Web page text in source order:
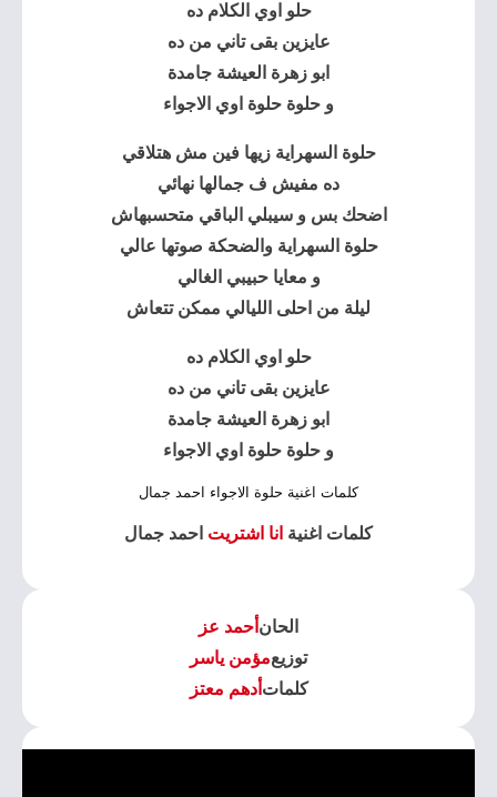
حلو اوي الكلام ده
عايزين بقى تاني من ده
ابو زهرة العيشة جامدة
و حلوة حلوة اوي الاجواء
حلوة السهراية زيها فين مش هتلاقي
ده مفيش ف جمالها نهائي
اضحك بس و سيبلي الباقي متحسبهاش
حلوة السهراية والضحكة صوتها عالي
و معايا حبيبي الغالي
ليلة من احلى الليالي ممكن تتعاش
حلو اوي الكلام ده
عايزين بقى تاني من ده
ابو زهرة العيشة جامدة
و حلوة حلوة اوي الاجواء
كلمات اغنية حلوة الاجواء احمد جمال
كلمات اغنية انا اشتريت احمد جمال
الحان أحمد عز
توزيعمؤمن ياسر
كلمات أدهم معتز